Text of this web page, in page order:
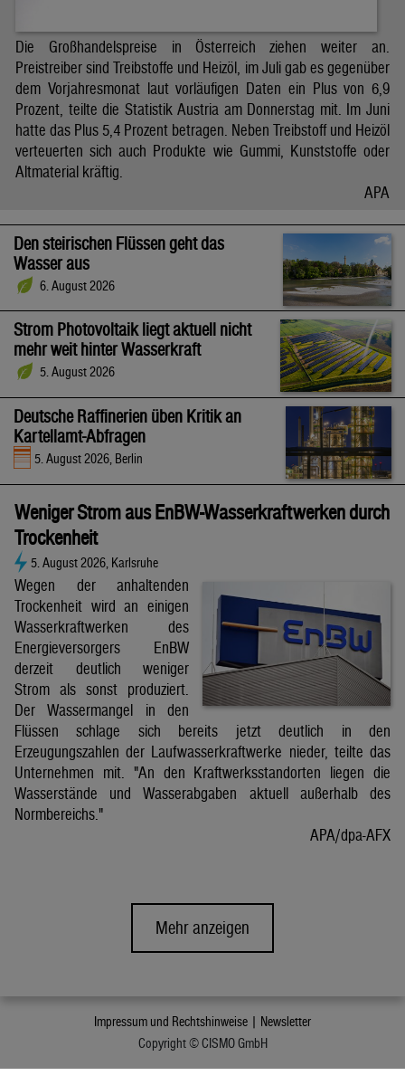
Die Großhandelspreise in Österreich ziehen weiter an.
Preistreiber sind Treibstoffe und Heizöl, im Juli gab es gegenüber
dem Vorjahresmonat laut vorläufigen Daten ein Plus von 6,9
Prozent, teilte die Statistik Austria am Donnerstag mit. Im Juni
hatte das Plus 5,4 Prozent betragen. Neben Treibstoff und Heizöl
verteuerten sich auch Produkte wie Gummi, Kunststoffe oder
Altmaterial kräftig.
APA
Den steirischen Flüssen geht das
Wasser aus
6. August 2026
Strom Photovoltaik liegt aktuell nicht
mehr weit hinter Wasserkraft
5. August 2026
Deutsche Raffinerien üben Kritik an
Kartellamt-Abfragen
5. August 2026, Berlin
Weniger Strom aus EnBW-Wasserkraftwerken durch
Trockenheit
5. August 2026, Karlsruhe
Wegen der anhaltenden
Trockenheit wird an einigen
Wasserkraftwerken des
Energieversorgers EnBW
derzeit deutlich weniger
Strom als sonst produziert.
Der Wassermangel in den
Flüssen schlage sich bereits jetzt deutlich in den
Erzeugungszahlen der Laufwasserkraftwerke nieder, teilte das
Unternehmen mit. "An den Kraftwerksstandorten liegen die
Wasserstände und Wasserabgaben aktuell außerhalb des
Normbereichs."
APA/dpa-AFX
Mehr anzeigen
Impressum und Rechtshinweise | Newsletter
Copyright © CISMO GmbH